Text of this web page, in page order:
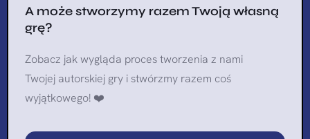
A może stworzymy razem Twoją własną
grę?
Zobacz jak wygląda proces tworzenia z nami
Twojej autorskiej gry i stwórzmy razem coś
wyjątkowego! ❤️